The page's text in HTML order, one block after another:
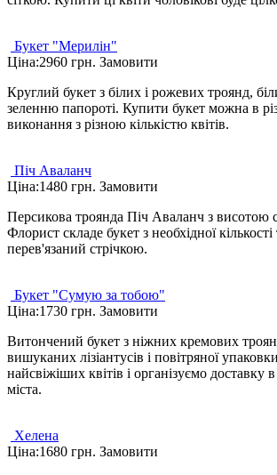
Букет "Мерилін"
Ціна:2960 грн. Замовити
Круглий букет з білих і рожевих троянд,
зеленню папороті. Купити букет можна в
виконання з різною кількістю квітів.
Піч Аваланч
Ціна:1480 грн. Замовити
Персикова троянда Піч Аваланч з висотою
Флорист складе букет з необхідної
перев'язаний стрічкою.
Букет "Сумую за тобою"
Ціна:1730 грн. Замовити
Витончений букет з ніжних кремових
вишуканих лізіантусів і повітряної
найсвіжіших квітів і організуємо доставку
міста.
Хелена
Ціна:1680 грн. Замовити